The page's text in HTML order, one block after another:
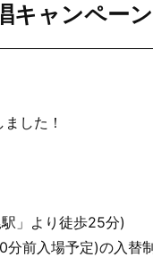
キャンペー
した！
」より徒歩25分)
前入場予定)の入替